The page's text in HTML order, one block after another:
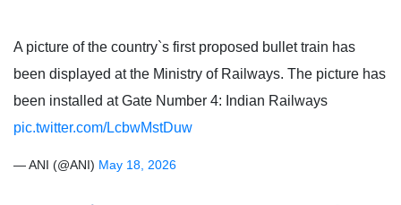
A picture of the country`s first proposed bullet train has
been displayed at the Ministry of Railways. The picture has
been installed at Gate Number 4: Indian Railways
pic.twitter.com/LcbwMstDuw
— ANI (@ANI) May 18, 2026